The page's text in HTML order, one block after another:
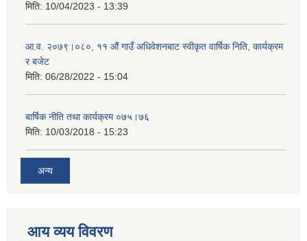
मिति: 10/04/2023 - 13:39
आ.व. २०७९।०८०, ११ औं गाउँ अधिवेशनबाट स्वीकृत वार्षिक निति, कार्यक्रम
र बजेट
मिति: 06/28/2022 - 15:04
बार्षिक नीति तथा कार्यक्रम ०७५।७६
मिति: 10/03/2018 - 15:23
अन्य
आय व्यय विवरण